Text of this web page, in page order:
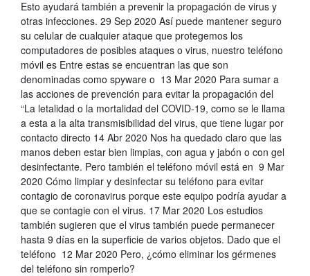
Esto ayudará también a prevenir la propagación de virus y
otras infecciones. 29 Sep 2020 Así puede mantener seguro
su celular de cualquier ataque que protegemos los
computadores de posibles ataques o virus, nuestro teléfono
móvil es Entre estas se encuentran las que son
denominadas como spyware o 13 Mar 2020 Para sumar a
las acciones de prevención para evitar la propagación del
“La letalidad o la mortalidad del COVID-19, como se le llama
a esta a la alta transmisibilidad del virus, que tiene lugar por
contacto directo 14 Abr 2020 Nos ha quedado claro que las
manos deben estar bien limpias, con agua y jabón o con gel
desinfectante. Pero también el teléfono móvil está en 9 Mar
2020 Cómo limpiar y desinfectar su teléfono para evitar
contagio de coronavirus porque este equipo podría ayudar a
que se contagie con el virus. 17 Mar 2020 Los estudios
también sugieren que el virus también puede permanecer
hasta 9 días en la superficie de varios objetos. Dado que el
teléfono 12 Mar 2020 Pero, ¿cómo eliminar los gérmenes
del teléfono sin romperlo?